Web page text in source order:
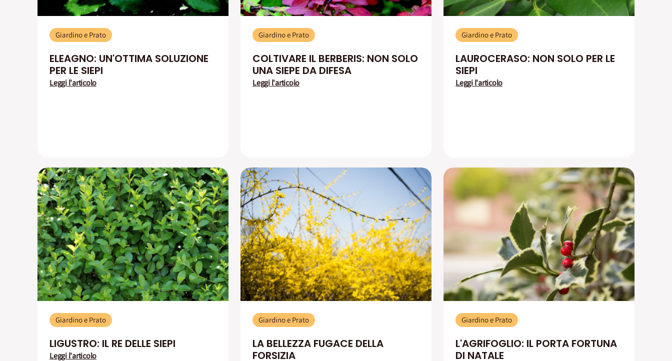
Giardino e Prato
ELEAGNO: UN'OTTIMA SOLUZIONE
PER LE SIEPI
Leggi l'articolo
Giardino e Prato
COLTIVARE IL BERBERIS: NON SOLO
UNA SIEPE DA DIFESA
Leggi l'articolo
Giardino e Prato
LAUROCERASO: NON SOLO PER LE
SIEPI
Leggi l'articolo
Giardino e Prato
LIGUSTRO: IL RE DELLE SIEPI
Leggi l'articolo
Giardino e Prato
LA BELLEZZA FUGACE DELLA
FORSIZIA
Giardino e Prato
L'AGRIFOGLIO: IL PORTA FORTUNA
DI NATALE